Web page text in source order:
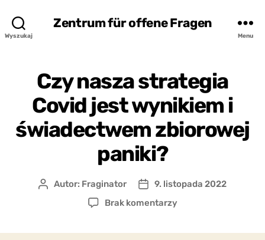
Wyszukaj
Zentrum für offene Fragen
Menu
Czy nasza strategia
Covid jest wynikiem i
świadectwem zbiorowej
paniki?
AutorAutor: Fraginator
Data
wpisu
9. listopada 2022
Brak komentarzydo